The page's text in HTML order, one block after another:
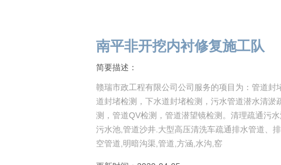
南平非开挖内衬修复施工队
简要描述：
赣瑞市政工程有限公司公司服务的项目为：管道
道封堵检测，下水道封堵检测，污水管道潜水清
测，管道QV检测，管道潜望镜检测。清理疏通污
污水池,管道沙井.大型高压清洗车疏通排水管道、
空管道,明暗沟渠,管道,方涵,水沟,窑